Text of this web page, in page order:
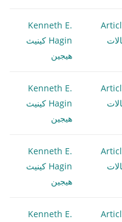
Kenneth E.
Hagin كينيث
هيجين
Kenneth E.
Hagin كينيث
هيجين
Kenneth E.
Hagin كينيث
هيجين
Kenneth E.